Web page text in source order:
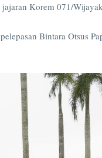
Korem 071/
Bintara Otsus